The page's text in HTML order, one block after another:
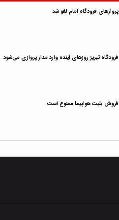
پروازهای فرودگاه امام لغو شد
فرودگاه تبریز روزهای آینده وارد مدار پروازی می‌شود
فروش بلیت هواپیما ممنوع است